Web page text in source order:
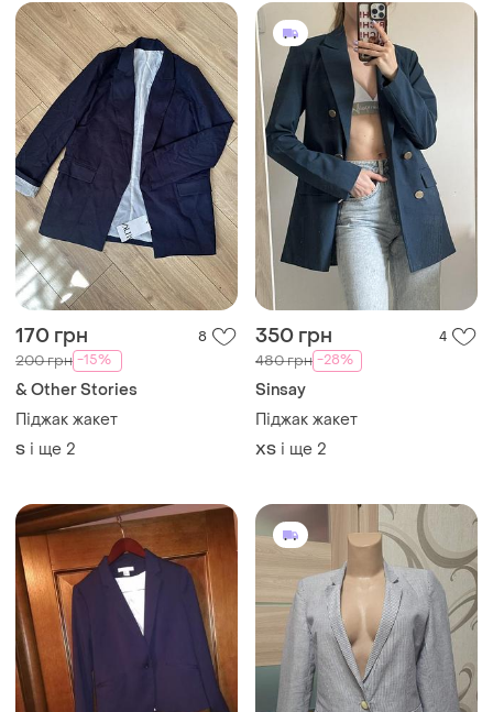
170 грн 8
200 грн -15%
& Other Stories
Піджак жакет
S і ще 2
350 грн 4
480 грн -28%
Sinsay
Піджак жакет
ХS і ще 2